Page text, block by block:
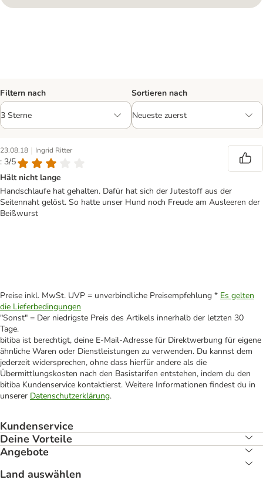
Filtern nach Sortieren nach
23.08.18 | Ingrid Ritter
: 3/5
Hält nicht lange
Handschlaufe hat gehalten. Dafür hat sich der Jutestoff aus der
Seitennaht gelöst. So hatte unser Hund noch Freude am Ausleeren der
Beißwurst
Preise inkl. MwSt. UVP = unverbindliche Preisempfehlung * Es gelten
die Lieferbedingungen
"Sonst" = Der niedrigste Preis des Artikels innerhalb der letzten 30
Tage.
bitiba ist berechtigt, deine E-Mail-Adresse für Direktwerbung für eigene
ähnliche Waren oder Dienstleistungen zu verwenden. Du kannst dem
jederzeit widersprechen, ohne dass hierfür andere als die
Übermittlungskosten nach den Basistarifen entstehen, indem du den
bitiba Kundenservice kontaktierst. Weitere Informationen findest du in
unserer Datenschutzerklärung.
Kundenservice
Deine Vorteile
Angebote
Land auswählen